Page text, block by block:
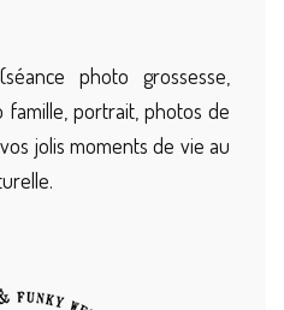
photo grossesse,
famille, portrait, photos de
jolis moments de vie au